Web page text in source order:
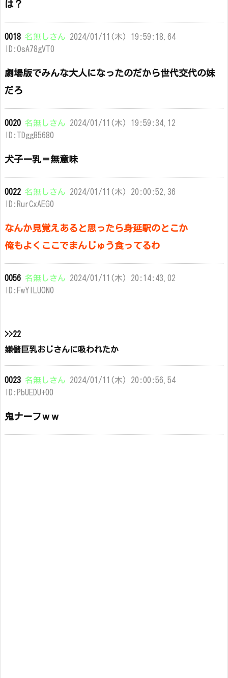
は？
0018 名無しさん 2024/01/11(木) 19:59:18.64
ID:OsA78gVT0
劇場版でみんな大人になったのだから世代交代の妹
だろ
0020 名無しさん 2024/01/11(木) 19:59:34.12
ID:TDggB5680
犬子ー乳＝無意味
0022 名無しさん 2024/01/11(木) 20:00:52.36
ID:RurCxAEG0
なんか見覚えあると思ったら身延駅のとこか
俺もよくここでまんじゅう食ってるわ
0056 名無しさん 2024/01/11(木) 20:14:43.02
ID:FwYlLUON0
>>22
嫌儲巨乳おじさんに吸われたか
0023 名無しさん 2024/01/11(木) 20:00:56.54
ID:PbUEDU+00
鬼ナーフｗｗ